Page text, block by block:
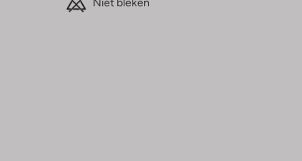
Niet bleken